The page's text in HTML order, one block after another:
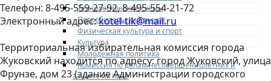
Технологические схемы
Потребительский рынок
Физическая культура и спорт
Культура
Молодежная политика
Комиссия по делам несовершеннолетних и
защите их прав
Телефон: 8-495-559-27-92, 8-495-554-21-72
Электронный адрес:kotel-tik@mail.ru
Территориальная избирательная комиссия города
Жуковский находится по адресу: город Жуковский, улица
Фрунзе, дом 23 (здание Администрации городского